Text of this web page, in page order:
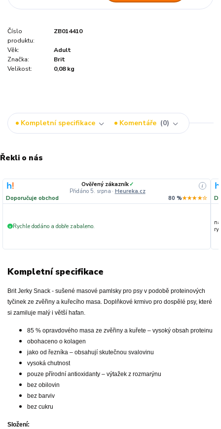
Číslo
produktu:
ZB014410
Věk:
Adult
Značka:
Brit
Velikost:
0,08 kg
Kompletní specifikace Komentáře 0
Řekli o nás
Ověřený zákazník✓
Přidáno 5. srpna · Heureka.cz
i
Doporučuje obchod 80 %★★★★☆
+ Rychle dodáno a dobře zabaleno.
Kompletní specifikace
Brit Jerky Snack - sušené masové pamlsky pro psy v podobě proteinových
tyčinek ze zvěřiny a kuřecího masa. Doplňkové krmivo pro dospělé psy, které
si zamiluje malý i větší hafan.
85 % opravdového masa ze zvěřiny a kuřete – vysoký obsah proteinu
obohaceno o kolagen
jako od řezníka – obsahují skutečnou svalovinu
vysoká chutnost
pouze přírodní antioxidanty – výtažek z rozmarýnu
bez obilovin
bez barviv
bez cukru
Složení: